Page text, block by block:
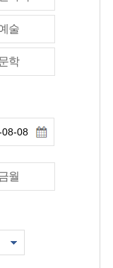
술
학
월